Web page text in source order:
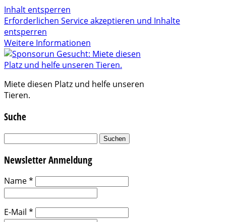
Inhalt entsperren
Erforderlichen Service akzeptieren und Inhalte
entsperren
Weitere Informationen
Miete diesen Platz und helfe unseren
Tieren.
Suche
Suchen
Newsletter Anmeldung
Name*
E-Mail *